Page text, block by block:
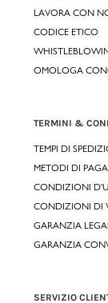
LAVORA CON
CODICE ETICO
OMOLOGA
TERMINI &
TEMPI DI
METODI DI
CONDIZIONI
CONDIZIONI DI
GARANZIA
GARANZIA
SERVIZIO